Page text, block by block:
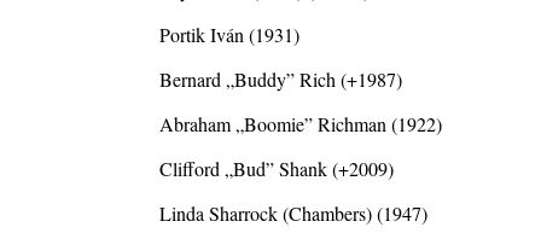
2026. július 25.
Eged Márton: Old Songs
Zsári Tamás: Found and Lost
2026. július 24.
Portik Iván (1931)
Bernard „Buddy” Rich (+1987)
Abraham „Boomie” Richman (1922)
Clifford „Bud” Shank (+2009)
Linda Sharrock (Chambers) (1947)